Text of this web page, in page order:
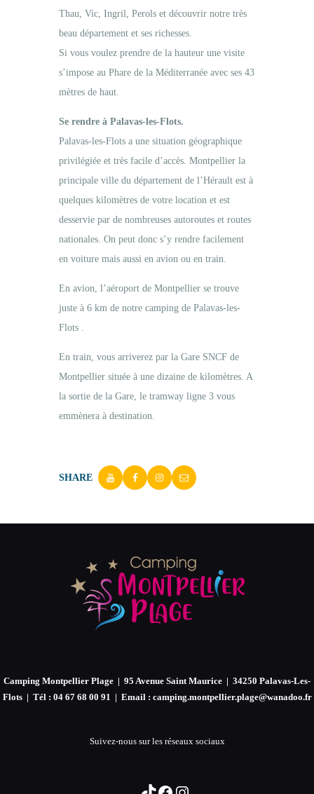
Thau, Vic, Ingril, Perols et découvrir notre très
beau département et ses richesses.
Si vous voulez prendre de la hauteur une visite
s’impose au Phare de la Méditerranée avec ses 43
mètres de haut.
Se rendre à Palavas-les-Flots.
Palavas-les-Flots a une situation géographique
privilégiée et très facile d’accès. Montpellier la
principale ville du département de l’Hérault est à
quelques kilomètres de votre location et est
desservie par de nombreuses autoroutes et routes
nationales. On peut donc s’y rendre facilement
en voiture mais aussi en avion ou en train.
En avion, l’aéroport de Montpellier se trouve
juste à 6 km de notre camping de Palavas-les-
Flots .
En train, vous arriverez par la Gare SNCF de
Montpellier située à une dizaine de kilomètres. A
la sortie de la Gare, le tramway ligne 3 vous
emmènera à destination.
SHARE
Camping Montpellier Plage | 95 Avenue Saint Maurice | 34250 Palavas-Les-
Flots | Tél : 04 67 68 00 91 | Email : camping.montpellier.plage@wanadoo.fr
Suivez-nous sur les réseaux sociaux